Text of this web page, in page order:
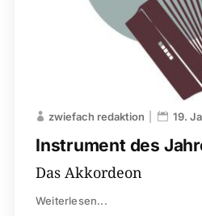
Instrument des
zwiefach redaktion 19.
Das Akkordeon
Weiterlesen...